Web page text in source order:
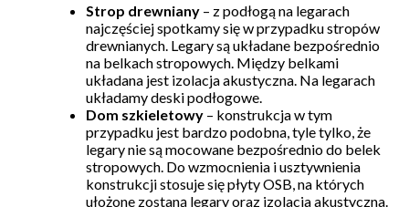
Strop drewniany – z podłogą na legarach
najczęściej spotkamy się w przypadku stropów
drewnianych. Legary są układane bezpośrednio
na belkach stropowych. Między belkami
układana jest izolacja akustyczna. Na legarach
układamy deski podłogowe.
Dom szkieletowy – konstrukcja w tym
przypadku jest bardzo podobna, tyle tylko, że
legary nie są mocowane bezpośrednio do belek
stropowych. Do wzmocnienia i usztywnienia
konstrukcji stosuje się płyty OSB, na których
ułożone zostaną legary oraz izolacja akustyczna.